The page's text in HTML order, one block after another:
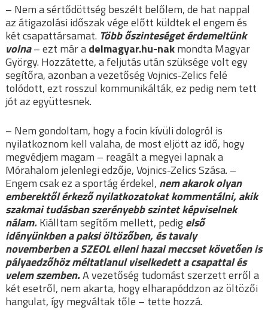
– Nem a sértődöttség beszélt belőlem, de hat nappal
az átigazolási időszak vége előtt küldtek el engem és
két csapattársamat. Több őszinteséget érdemeltünk
volna– ezt már adelmagyar.hu-nakmondta Magyar
György. Hozzátette, a feljutás után szüksége volt egy
segítőra, azonban a vezetőség Vojnics-Zelics felé
tolódott, ezt rosszul kommunikálták, ez pedig nem tett
jót az együttesnek.
– Nem gondoltam, hogy a focin kívüli dologról is
nyilatkoznom kell valaha, de most eljött az idő, hogy
megvédjem magam – reagált a megyei lapnak a
Mórahalom jelenlegi edzője, Vojnics-Zelics Szása. –
Engem csak ez a sportág érdekel, nem akarok olyan
emberektől érkező nyilatkozatokat kommentálni, akik
szakmai tudásban szerényebb szintet képviselnek
nálam.Kiálltam segítőm mellett, pedigelső
idényünkben a paksi öltözőben, és tavaly
novemberben a SZEOL elleni hazai meccset követően is
pályaedzőhöz méltatlanul viselkedett a csapattal és
velem szemben.A vezetőség tudomást szerzett erről a
két esetről, nem akarta, hogy elharapóddzon az öltözői
hangulat, így megváltak tőle – tette hozzá.